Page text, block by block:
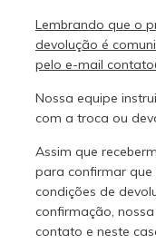
Lembrando que o
devolução é
pelo e-mail
Nossa equipe
com a troca ou
Assim que
para confirmar
condições de
confirmação,
contato e neste